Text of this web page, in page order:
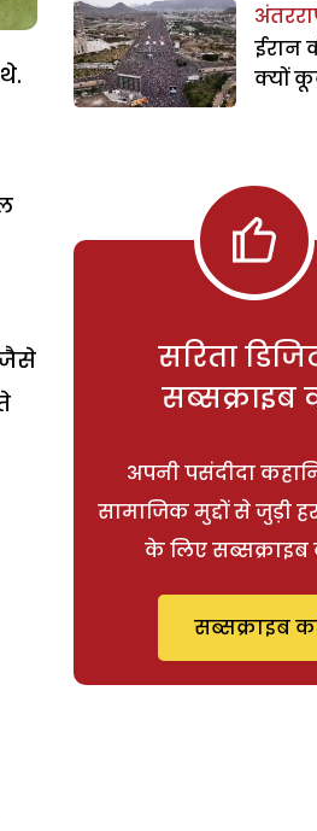
जैसे
ईरान
क्यों
सरिता
सब्सक्राइब
अपनी पसंदीदा
सामाजिक मुद्दों से जुड़ी
के लिए सब्सक्राइब
सब्सक्राइब